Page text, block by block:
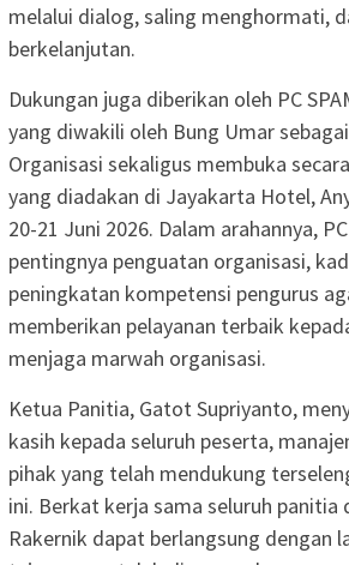
melalui dialog, saling menghormati,
berkelanjutan.
Dukungan juga diberikan oleh PC
yang diwakili oleh Bung Umar
Organisasi sekaligus membuka
yang diadakan di Jayakarta Hotel,
20-21 Juni 2026. Dalam arahannya,
pentingnya penguatan organisasi,
peningkatan kompetensi pengurus
memberikan pelayanan terbaik
menjaga marwah organisasi.
Ketua Panitia, Gatot Supriyanto,
kasih kepada seluruh peserta,
pihak yang telah mendukung
ini. Berkat kerja sama seluruh panitia
Rakernik dapat berlangsung dengan